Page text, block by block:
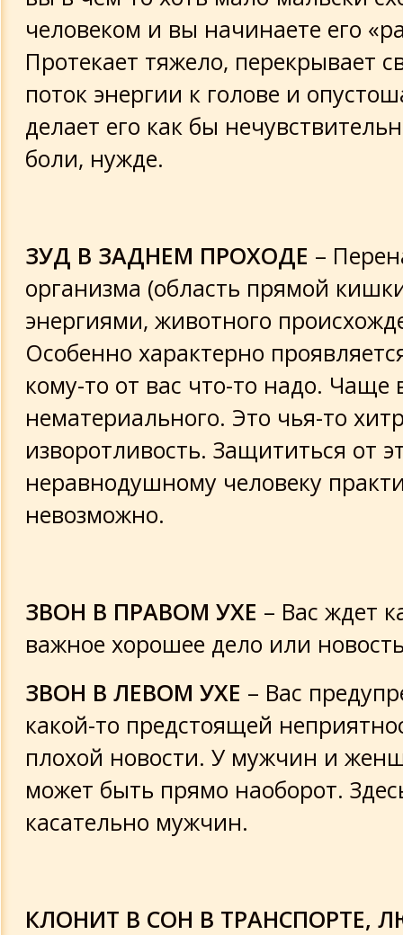
человеком и вы начинаете его
Протекает тяжело, перекрывает
поток энергии к голове и
делает его как бы
боли, нужде.
ЗУД В ЗАДНЕМ ПРОХОДЕ –
организма (область прямой
энергиями, животного
Особенно характерно
кому-то от вас что-то надо. Чаще
нематериального. Это чья-то
изворотливость. Защититься от
неравнодушному человеку
невозможно.
ЗВОН В ПРАВОМ УХЕ – Вас ждет
важное хорошее дело или
ЗВОН В ЛЕВОМ УХЕ – Вас
какой-то предстоящей
плохой новости. У мужчин и
может быть прямо наоборот.
касательно мужчин.
КЛОНИТ В СОН В ТРАНСПОРТЕ,